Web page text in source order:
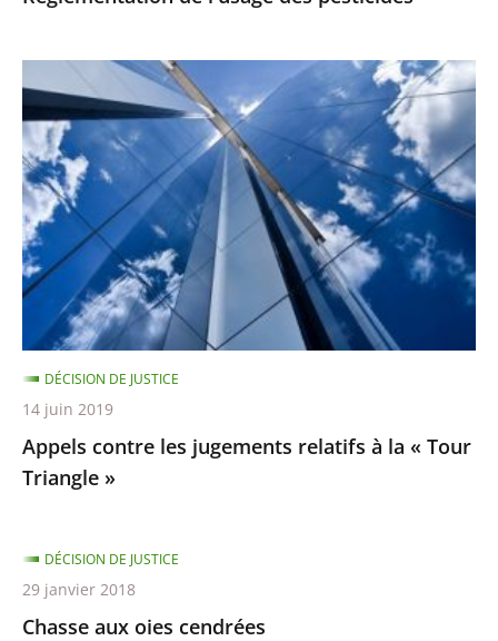
contre
les
jugements
relatifs
à
la
«
Tour
Triangle
»
Appels contre les jugements relatifs à la « Tour
Triangle »
DÉCISION DE JUSTICE
14 juin 2019
Chasse aux oies cendrées
DÉCISION DE JUSTICE
29 janvier 2018